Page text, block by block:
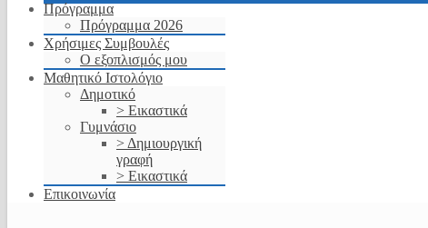
Πρόγραμμα
Πρόγραμμα 2026
Χρήσιμες Συμβουλές
Ο εξοπλισμός μου
Μαθητικό Ιστολόγιο
Δημοτικό
> Εικαστικά
Γυμνάσιο
> Δημιουργική
γραφή
> Εικαστικά
Επικοινωνία